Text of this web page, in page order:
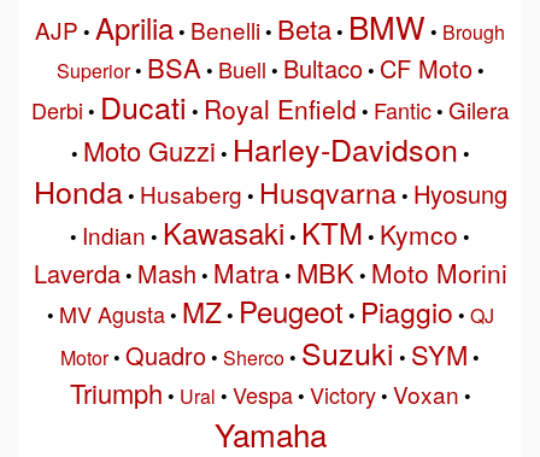
AJP • Aprilia• Benelli• Beta• BMW • Brough
Superior• BSA• Buell • Bultaco• CF Moto•
Derbi • Ducati • Royal Enfield • Fantic• Gilera
• Moto Guzzi • Harley-Davidson •
Honda• Husaberg • Husqvarna• Hyosung
• Indian • Kawasaki • KTM • Kymco •
Laverda• Mash • Matra• MBK• Moto Morini
• MV Agusta• MZ• Peugeot • Piaggio • QJ
Motor• Quadro• Sherco• Suzuki • SYM •
Triumph • Ural • Vespa• Victory• Voxan •
Yamaha